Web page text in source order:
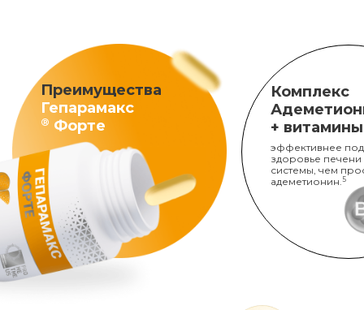
Преимущества
Гепарамакс
® Форте
Комплекс
+
эффективнее
здоровье печени
системы, чем
адеметионин. 5